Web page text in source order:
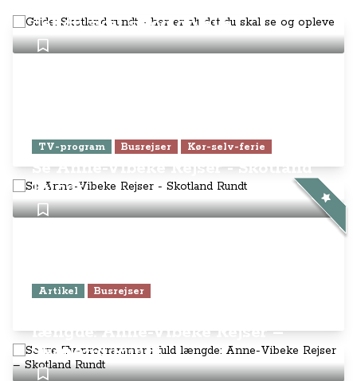
det du skal se og opleve
TV-program Busrejser Kør-selv-ferie
Se Anne-Vibeke Rejser - Skotland
Rundt
Artikel Busrejser
længde: Anne-Vibeke Rejser –
Skotland Rundt